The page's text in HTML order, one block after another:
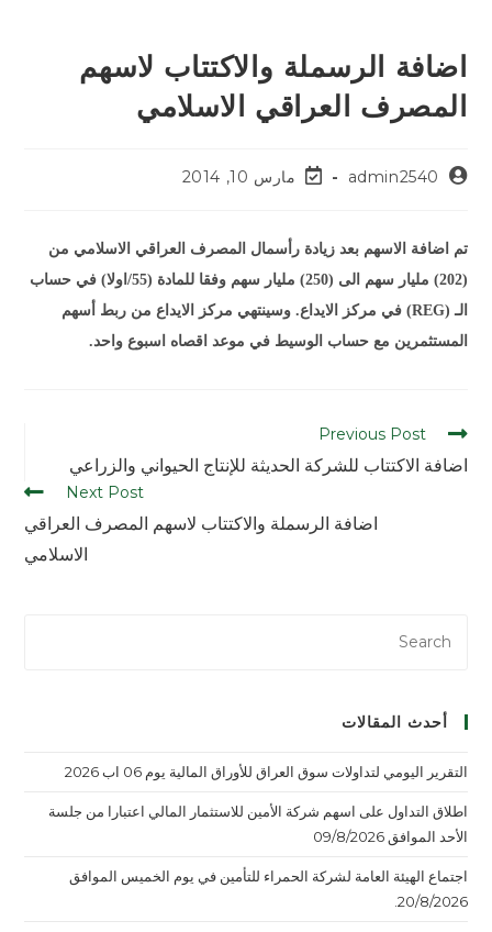
اضافة الرسملة والاكتتاب لاسهم
المصرف العراقي الاسلامي
admin2540 مارس 10, 2014
تم اضافة الاسهم بعد زيادة رأسمال المصرف العراقي الاسلامي من
(202) مليار سهم الى (250) مليار سهم وفقا للمادة (55/اولا) في حساب
الـ (REG) في مركز الايداع. وسينتهي مركز الايداع من ربط أسهم
المستثمرين مع حساب الوسيط في موعد اقصاه اسبوع واحد.
Previous Post
اضافة الاكتتاب للشركة الحديثة للإنتاج الحيواني والزراعي
Next Post
اضافة الرسملة والاكتتاب لاسهم المصرف العراقي
الاسلامي
أحدث المقالات
التقرير اليومي لتداولات سوق العراق للأوراق المالية يوم 06 اب 2026
اطلاق التداول على اسهم شركة الأمين للاستثمار المالي اعتبارا من جلسة
الأحد الموافق 09/8/2026
اجتماع الهيئة العامة لشركة الحمراء للتأمين في يوم الخميس الموافق
20/8/2026.